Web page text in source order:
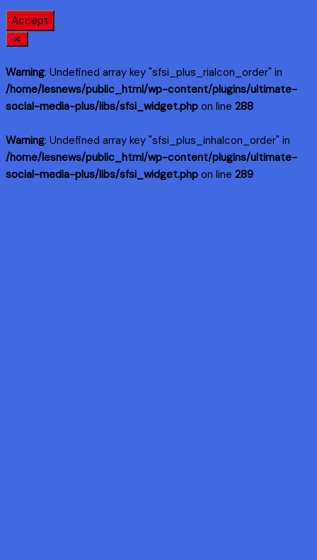
Accept
Warning: Undefined array key "sfsi_plus_riaIcon_order" in
/home/lesnews/public_html/wp-content/plugins/ultimate-
social-media-plus/libs/sfsi_widget.php on line 288
Warning: Undefined array key "sfsi_plus_inhaIcon_order" in
/home/lesnews/public_html/wp-content/plugins/ultimate-
social-media-plus/libs/sfsi_widget.php on line 289